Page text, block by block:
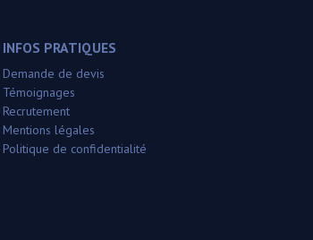
INFOS PRATIQUES
Demande de devis
Témoignages
Recrutement
Mentions légales
Politique de confidentialité